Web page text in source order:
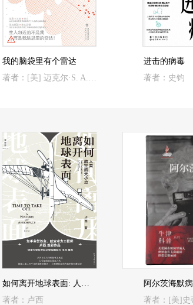
我的脑袋里有个雷达
著者：[美] 迈克尔·S. A. 格拉齐亚诺 著； 张岭 译
进击的病毒
著者：史钧
如何离开地球表面: 人类航空航天小史
著者：卢西
阿尔茨海默病